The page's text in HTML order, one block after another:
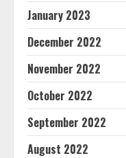
January 2023
December 2022
November 2022
October 2022
September 2022
August 2022